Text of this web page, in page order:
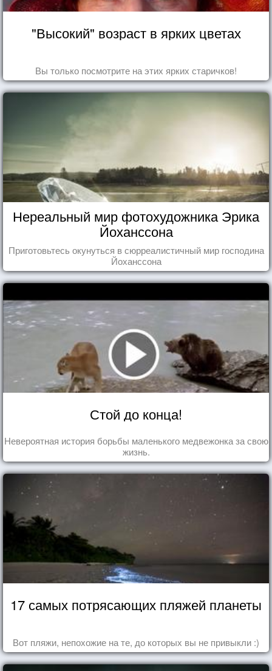
"Высокий" возраст в ярких цветах
Вы только посмотрите на этих ярких старичков!
Нереальный мир фотохудожника Эрика
Йоханссона
Приготовьтесь окунуться в сюрреалистичный мир господина
Йоханссона
Стой до конца!
Невероятная история борьбы маленького медвежонка за свою
жизнь.
17 самых потрясающих пляжей планеты
Вот пляжи, непохожие на те, до которых вы не привыкли :)